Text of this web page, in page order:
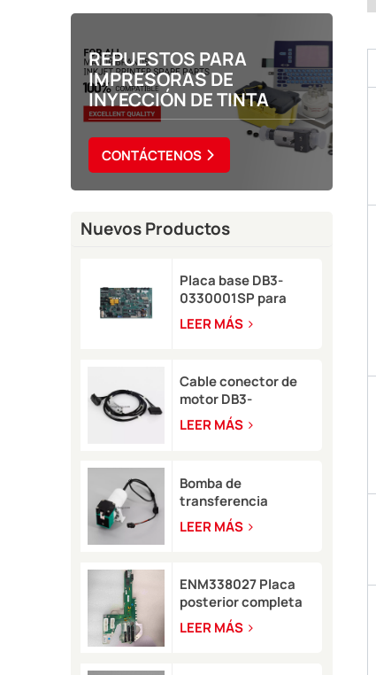
REPUESTOS PARA
IMPRESORAS DE
INYECCIÓN DE TINTA
CONTÁCTENOS
Nuevos Productos
Placa base DB3-
0330001SP para
impresora de
inyección de tinta
LEER MÁS
Cable conector de
motor DB3-
0320002SP Serie A
para impresora de
LEER MÁS
Bomba de
transferencia
LB11057 para
impresora de
LEER MÁS
ENM338027 Placa
posterior completa
para impresora
Markem-Imaje 2200
LEER MÁS